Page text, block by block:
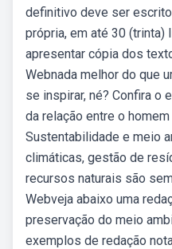
definitivo deve ser
própria, em até 30 (trinta)
apresentar cópia dos
Webnada melhor do que
se inspirar, né? Confira o
da relação entre o
Sustentabilidade e meio
climáticas, gestão de
recursos naturais são
Webveja abaixo uma
preservação do meio
exemplos de redação